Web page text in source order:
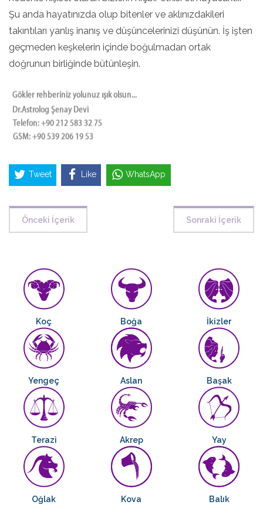
Şu anda hayatınızda olup bitenler ve aklınızdakileri
takıntıları yanlış inanış ve düşüncelerinizi düşünün. İş işten
geçmeden keşkelerin içinde boğulmadan ortak
doğrunun birliğinde bütünleşin.
Tweet Like WhatsApp
Önceki İçerik Sonraki İçerik
Koç Boğa İkizler
Yengeç Aslan Başak
Terazi Akrep Yay
Oğlak Kova Balık